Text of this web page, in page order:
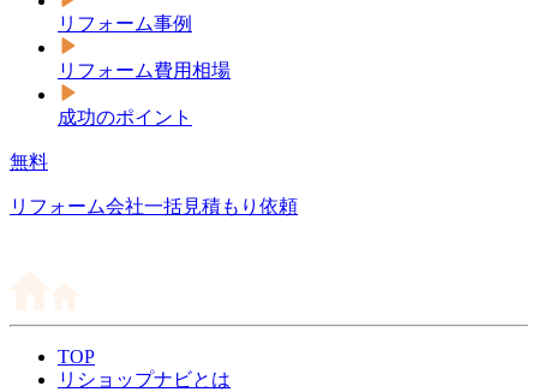
リフォーム事例
リフォーム費用相場
成功のポイント
無料
リフォーム会社一括見積もり依頼
TOP
リショップナビとは